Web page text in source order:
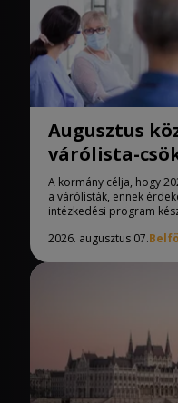
Augusztus
várólista-
A kormány célja, hogy
a várólisták, ennek
intézkedési program
2026. augusztus 07.